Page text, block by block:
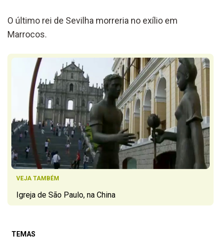
O último rei de Sevilha morreria no exílio em
Marrocos.
VEJA TAMBÉM
Igreja de São Paulo, na China
TEMAS